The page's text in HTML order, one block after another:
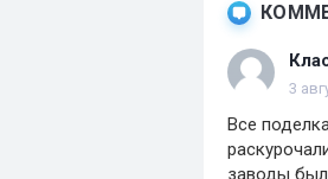
3
Все
заводы